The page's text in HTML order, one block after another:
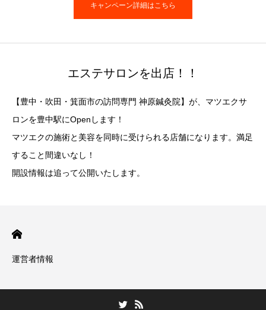
キャンペーン詳細はこちら
エステサロンを出店！！
【豊中・吹田・箕面市の訪問専門 神原鍼灸院】が、マツエクサ
ロンを豊中駅にOpenします！
マツエクの施術と美容を同時に受けられる店舗になります。満足
すること間違いなし！
開設情報は追って公開いたします。
運営者情報